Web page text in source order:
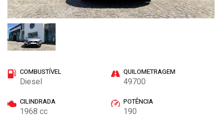
COMBUSTÍVEL
Diesel
QUILOMETRAGEM
49700
CILINDRADA
1968 cc
POTÊNCIA
190